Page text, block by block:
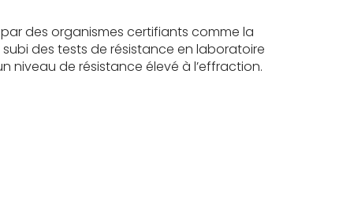
des organismes certifiants comme la
des tests de résistance en laboratoire
niveau de résistance élevé à l’effraction.